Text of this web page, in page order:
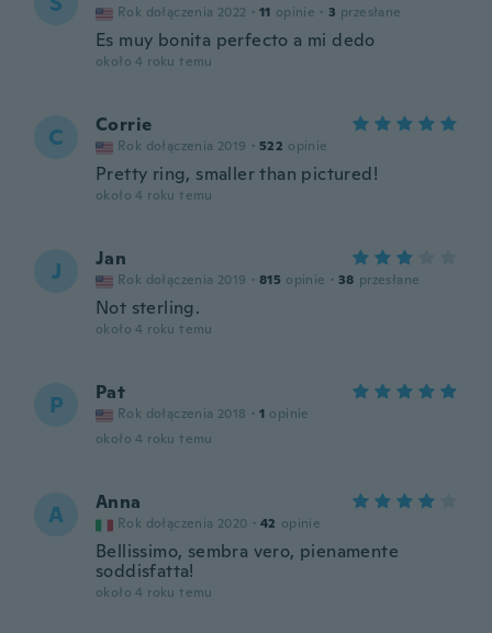
Rok dołączenia 2022 · 11 opinie · 3 przesłane
Es muy bonita perfecto a mi dedo
około 4 roku temu
C Corrie
Rok dołączenia 2019 · 522 opinie
Pretty ring, smaller than pictured!
około 4 roku temu
J Jan
Rok dołączenia 2019 · 815 opinie · 38 przesłane
Not sterling.
około 4 roku temu
P Pat
Rok dołączenia 2018 · 1 opinie
około 4 roku temu
A Anna
Rok dołączenia 2020 · 42 opinie
Bellissimo, sembra vero, pienamente
soddisfatta!
około 4 roku temu